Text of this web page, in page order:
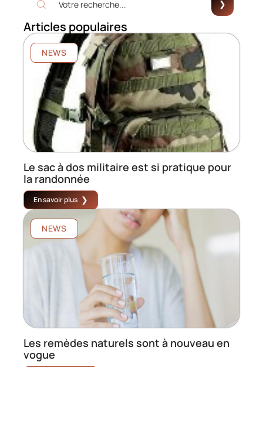
Articles populaires
NEWS
Le sac à dos militaire est si pratique pour
la randonnée
En savoir plus
NEWS
Les remèdes naturels sont à nouveau en
vogue